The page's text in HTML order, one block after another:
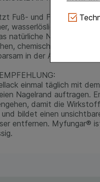
auf Ihre
Statistik
unserer
Inhalt
Fuß- und Fingernägel
wasserlöslicher Nagellack
natürliche Nagelwachstum
chemischen und
in der Anwendung
einmal täglich mit
Nagelrand auftragen.
damit die
bildet einen
entfernen. Myfungar®